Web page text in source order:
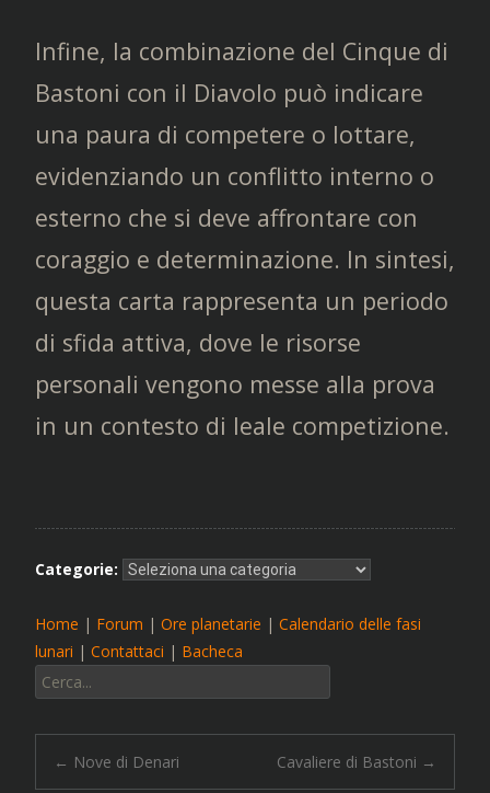
Infine, la combinazione del Cinque di
Bastoni con il Diavolo può indicare
una paura di competere o lottare,
evidenziando un conflitto interno o
esterno che si deve affrontare con
coraggio e determinazione. In sintesi,
questa carta rappresenta un periodo
di sfida attiva, dove le risorse
personali vengono messe alla prova
in un contesto di leale competizione.
Categorie:
Home | Forum | Ore planetarie | Calendario delle fasi
lunari | Contattaci | Bacheca
Cerca:
Navigazione
← Nove di Denari Cavaliere di Bastoni →